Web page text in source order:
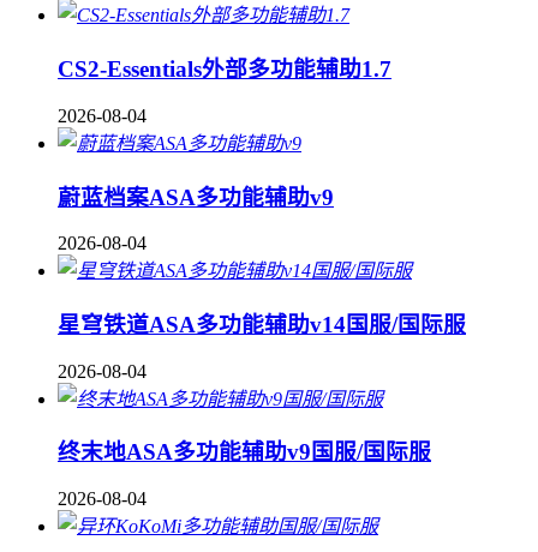
CS2-Essentials外部多功能辅助1.7
2026-08-04
蔚蓝档案ASA多功能辅助v9
2026-08-04
星穹铁道ASA多功能辅助v14国服/国际服
2026-08-04
终末地ASA多功能辅助v9国服/国际服
2026-08-04